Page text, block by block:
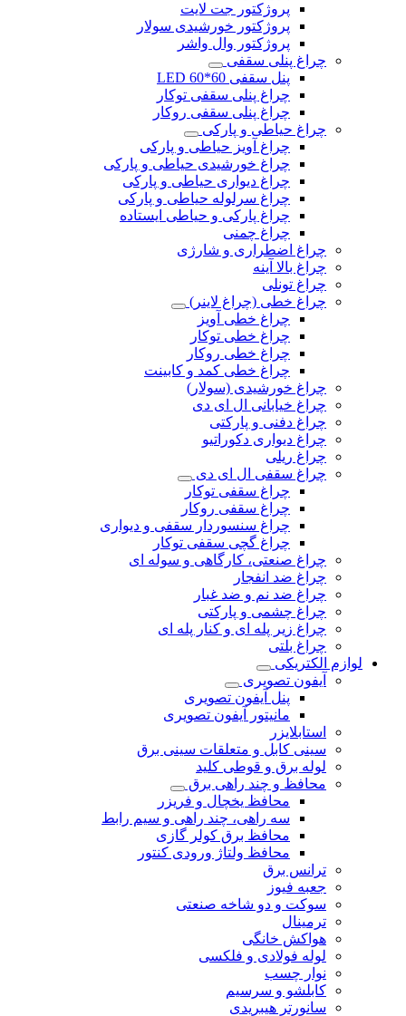
پروژکتور جت لایت
پروژکتور خورشیدی سولار
پروژکتور وال واشر
چراغ پنلی سقفی
پنل سقفی 60*60 LED
چراغ پنلی سقفی توکار
چراغ پنلی سقفی روکار
چراغ حیاطی و پارکی
چراغ آویز حیاطی و پارکی
چراغ خورشیدی حیاطی و پارکی
چراغ دیواری حیاطی و پارکی
چراغ سرلوله حیاطی و پارکی
چراغ پارکی و حیاطی ایستاده
چراغ چمنی
چراغ اضطراری و شارژی
چراغ بالا آینه
چراغ تونلی
چراغ خطی (چراغ لاینر)
چراغ خطی آویز
چراغ خطی توکار
چراغ خطی روکار
چراغ خطی کمد و کابینت
چراغ خورشیدی (سولار)
چراغ خیابانی ال ای دی
چراغ دفنی و پارکتی
چراغ دیواری دکوراتیو
چراغ ریلی
چراغ سقفی ال ای دی
چراغ سقفی توکار
چراغ سقفی روکار
چراغ سنسوردار سقفی و دیواری
چراغ گچی سقفی توکار
چراغ صنعتی، کارگاهی و سوله ای
چراغ ضد انفجار
چراغ ضد نم و ضد غبار
چراغ چشمی و پارکتی
چراغ‌ زیر‌ پله‌ ای و کنار‌ پله‌ ای
چراغ بلتی
لوازم الکتریکی
آیفون تصویری
پنل آیفون تصویری
مانیتور آیفون تصویری
استابلایزر
سینی کابل و متعلقات سینی برق
لوله برق و قوطی کلید
محافظ و چند راهی برق
محافظ یخچال و فریزر
سه راهی، چند راهی و سیم رابط
محافظ برق کولر گازی
محافظ ولتاژ ورودی کنتور
ترانس برق
جعبه فیوز
سوکت و دو شاخه صنعتی
ترمینال
هواکش خانگی
لوله فولادی و فلکسی
نوار چسب
کابلشو و سرسیم
سانورتر هیبریدی